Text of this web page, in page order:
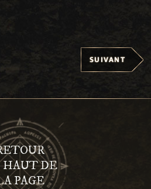
SUIVANT
HAUT DE
PAGE